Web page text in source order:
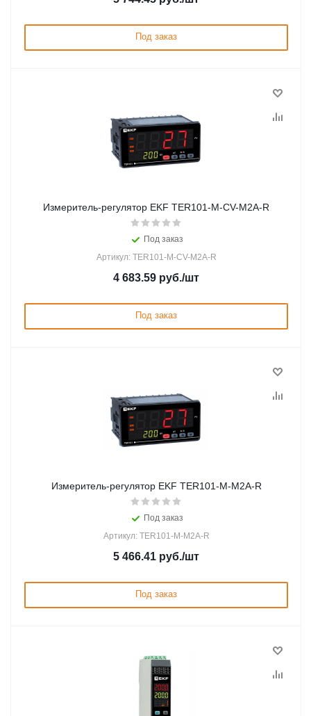
Под заказ
Измеритель-регулятор EKF TER101-M-CV-M2A-R
Под заказ
Артикул: TER101-M-CV-M2A-R
4 683.59 руб./шт
Под заказ
Измеритель-регулятор EKF TER101-M-M2A-R
Под заказ
Артикул: TER101-M-M2A-R
5 466.41 руб./шт
Под заказ